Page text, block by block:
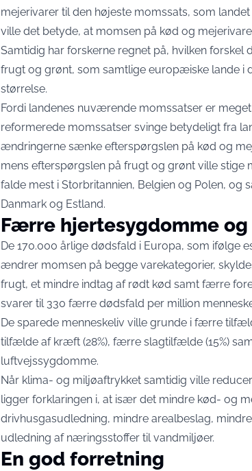
mejerivarer til den højeste momssats, som
ville det betyde, at momsen på kød og
Samtidig har forskerne regnet på, hvilken forskel
frugt og grønt, som samtlige europæiske lande i
størrelse.
Fordi landenes nuværende momssatser er
reformerede momssatser svinge betydeligt fra
ændringerne sænke efterspørgslen på kød og
mens efterspørgslen på frugt og grønt ville stige
falde mest i Storbritannien, Belgien og Polen, og
Danmark og Estland.
Færre hjertesygdomme
De 170.000 årlige dødsfald i Europa, som ifølge
ændrer momsen på begge varekategorier,
frugt, et mindre indtag af rødt kød samt færre
svarer til 330 færre dødsfald per million
De sparede menneskeliv ville grunde i færre
tilfælde af kræft (28%), færre slagtilfælde (15%)
luftvejssygdomme.
Når klima- og miljøaftrykket samtidig ville
ligger forklaringen i, at især det mindre kød- og
drivhusgasudledning, mindre arealbeslag,
udledning af næringsstoffer til vandmiljøer.
En god forretning